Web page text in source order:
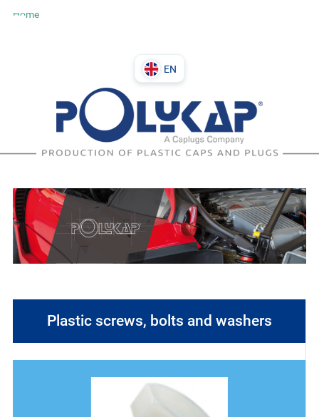
Home
EN
PL
IT
Plastic screws, bolts and washers